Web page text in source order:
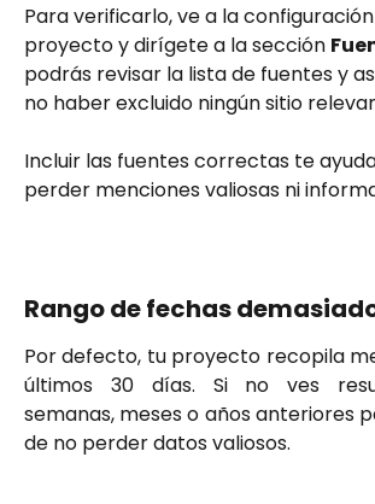
Para verificarlo, ve a la
proyecto y dirígete a la sección
podrás revisar la lista de fuentes y
no haber excluido ningún sitio
Incluir las fuentes correctas te
perder menciones valiosas ni
Rango de fechas
Por defecto, tu proyecto recopila
últimos 30 días. Si no ves
semanas, meses o años anteriores
de no perder datos valiosos.